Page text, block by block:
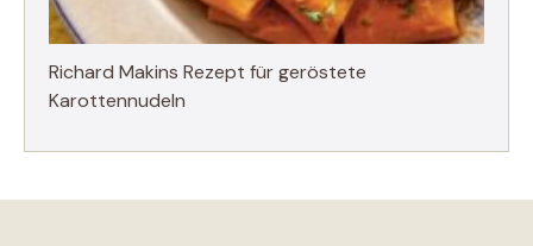
Richard Makins Rezept für geröstete
Karottennudeln